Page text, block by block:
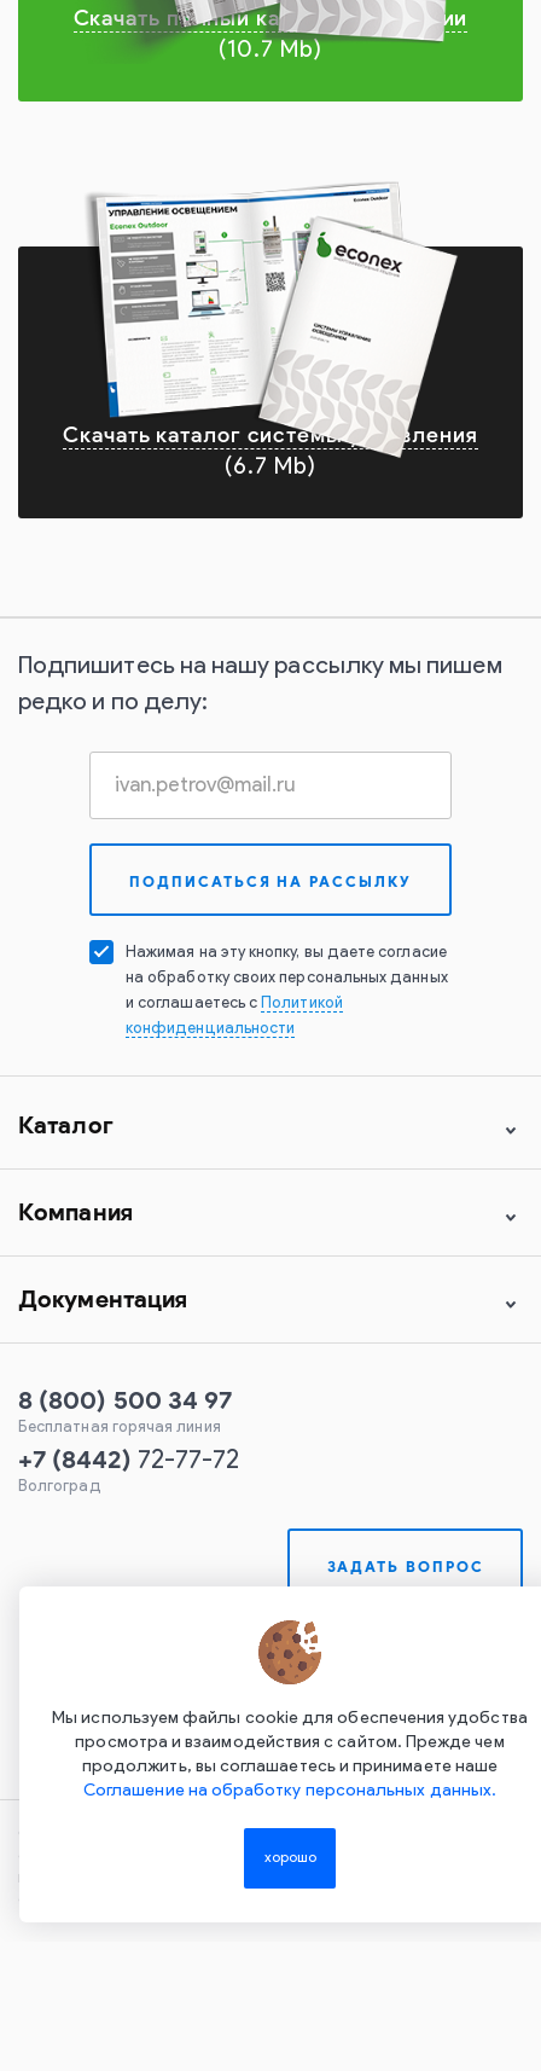
Скачать полный каталог продукции
(10.7 Mb)
Скачать каталог системы управления
(6.7 Mb)
Подпишитесь на нашу рассылку мы пишем
редко и по делу:
Нажимая на эту кнопку, вы даете согласие
на обработку своих персональных данных
и соглашаетесь с Политикой
конфиденциальности
Каталог
Компания
Документация
8 (800) 500 34 97
Бесплатная горячая линия
+7 (8442) 72-77-72
Волгоград
ЗАДАТЬ ВОПРОС
Copyright ©2015-2026. Завод Econex. Производство
светотехнического оборудования. При использовании
Мы используем файлы cookie для обеспечения удобства
просмотра и взаимодействия с сайтом. Прежде чем
продолжить, вы соглашаетесь и принимаете наше
Соглашение на обработку персональных данных.
хорошо